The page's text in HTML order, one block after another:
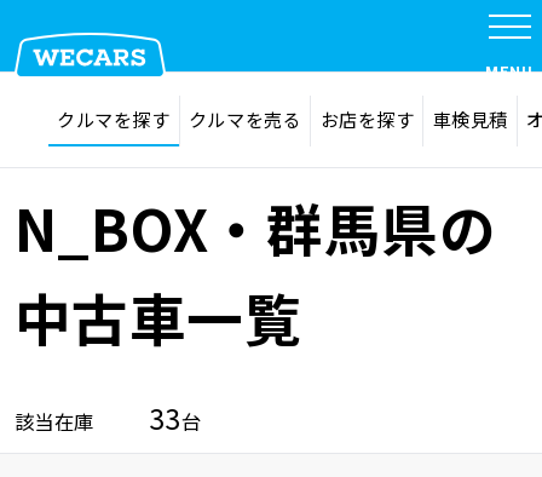
在庫検索 サイト内検索
MENU
クルマを探す
クルマを探す クルマを売る お店を探す 車検見積
N_BOX・群馬県の
中古車一覧
該当在庫 33台